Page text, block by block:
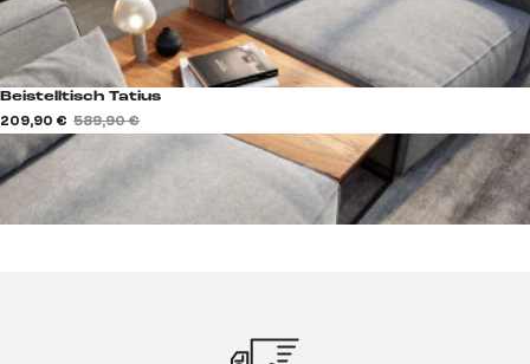
Beistelltisch Tatius
209,90 € 589,90 €